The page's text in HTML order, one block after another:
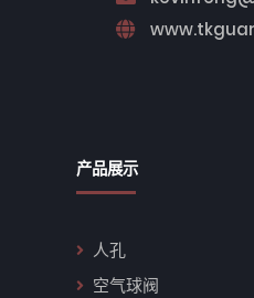
产品展示
人孔
空气球阀